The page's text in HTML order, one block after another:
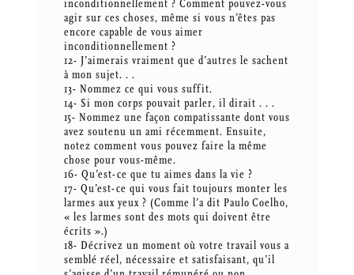
inconditionnellement ? Comment pouvez-vous
agir sur ces choses, même si vous n’êtes pas
encore capable de vous aimer
inconditionnellement ?
12- J’aimerais vraiment que d’autres le sachent
à mon sujet. . .
13- Nommez ce qui vous suffit.
14- Si mon corps pouvait parler, il dirait . . .
15- Nommez une façon compatissante dont vous
avez soutenu un ami récemment. Ensuite,
notez comment vous pouvez faire la même
chose pour vous-même.
16- Qu’est-ce que tu aimes dans la vie ?
17- Qu’est-ce qui vous fait toujours monter les
larmes aux yeux ? (Comme l’a dit Paulo Coelho,
« les larmes sont des mots qui doivent être
écrits ».)
18- Décrivez un moment où votre travail vous a
semblé réel, nécessaire et satisfaisant, qu’il